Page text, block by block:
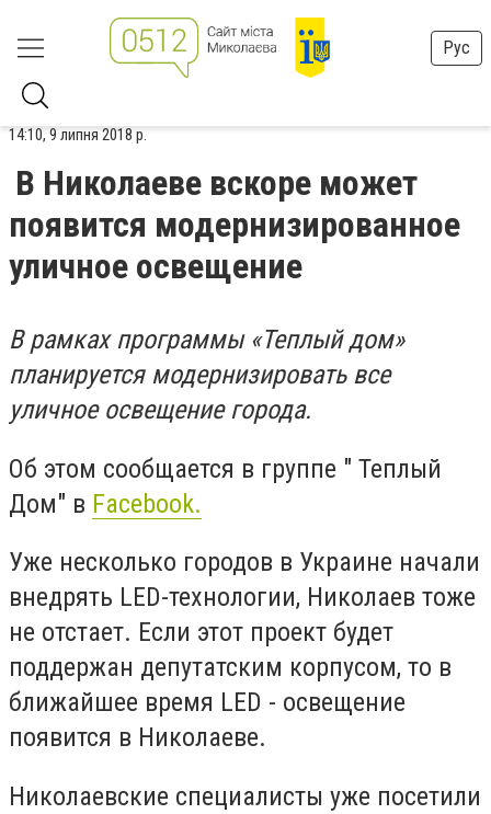
Рус
14:10, 9 липня 2018 р.
В Николаеве вскоре может
появится модернизированное
уличное освещение
В рамках программы «Теплый дом»
планируется модернизировать все
уличное освещение города.
Об этом сообщается в группе " Теплый
Дом" в Facebook.
Уже несколько городов в Украине начали
внедрять LED-технологии, Николаев тоже
не отстает. Если этот проект будет
поддержан депутатским корпусом, то в
ближайшее время LED - освещение
появится в Николаеве.
Николаевские специалисты уже посетили